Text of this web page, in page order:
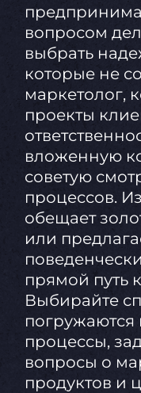
вопросом
выбрать
которые не
маркетолог,
проекты
вложенную
советую
процессов.
обещает
или
прямой путь
Выбирайте
процессы,
вопросы о
продуктов и